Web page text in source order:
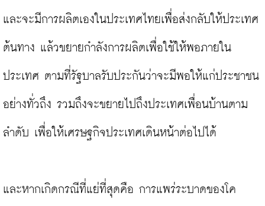
และจะมีการผลิตเองในประเทศไทยเพื่อส่งกลับให้ประเทศ
ต้นทาง แล้วขยายกำลังการผลิตเพื่อใช้ให้พอภายใน
ประเทศ ตามที่รัฐบาลรับประกันว่าจะมีพอให้แก่ประชาชน
อย่างทั่วถึง รวมถึงจะขยายไปถึงประเทศเพื่อนบ้านตาม
ลำดับ เพื่อให้เศรษฐกิจประเทศเดินหน้าต่อไปได้
และหากเกิดกรณีที่แย่ที่สุดคือ การแพร่ระบาดของโค